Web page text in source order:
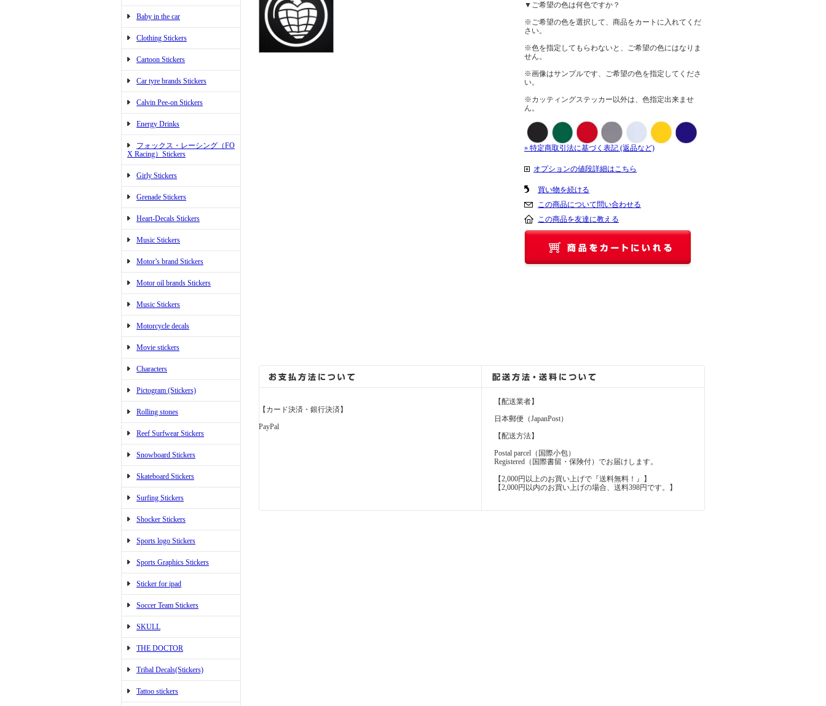
Baby in the car
Clothing Stickers
Cartoon Stickers
Car tyre brands Stickers
Calvin Pee-on Stickers
Energy Drinks
フォックス・レーシング（FO
X Racing）Stickers
Girly Stickers
Grenade Stickers
Heart-Decals Stickers
Music Stickers
Motor’s brand Stickers
Motor oil brands Stickers
Music Stickers
Motorcycle decals
Movie stickers
Characters
Pictogram (Stickers)
Rolling stones
Reef Surfwear Stickers
Snowboard Stickers
Skateboard Stickers
Surfing Stickers
Shocker Stickers
Sports logo Stickers
Sports Graphics Stickers
Sticker for ipad
Soccer Team Stickers
SKULL
THE DOCTOR
Tribal Decals(Stickers)
Tattoo stickers
▼ご希望の色は何色ですか？
※ご希望の色を選択して、商品をカートに入れてくだ
さい。
※色を指定してもらわないと、ご希望の色にはなりま
せん。
※画像はサンプルです、ご希望の色を指定してくださ
い。
※カッティングステッカー以外は、色指定出来ませ
ん。
» 特定商取引法に基づく表記 (返品など)
オプションの値段詳細はこちら
買い物を続ける
この商品について問い合わせる
この商品を友達に教える
【カード決済・銀行決済】
PayPal
【配送業者】
日本郵便（JapanPost）
【配送方法】
Postal parcel（国際小包）
Registered（国際書留・保険付）でお届けします。
【2,000円以上のお買い上げで『送料無料！』】
【2,000円以内のお買い上げの場合、送料398円です。】